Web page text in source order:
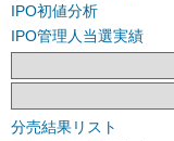
IPO初値分析
IPO管理人当選実績
分売結果リスト